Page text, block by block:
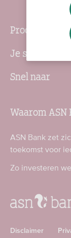
Producten
Je situatie
Snel naar
Waarom ASN
ASN Bank zet
toekomst voor
Zo investeren
Disclaimer